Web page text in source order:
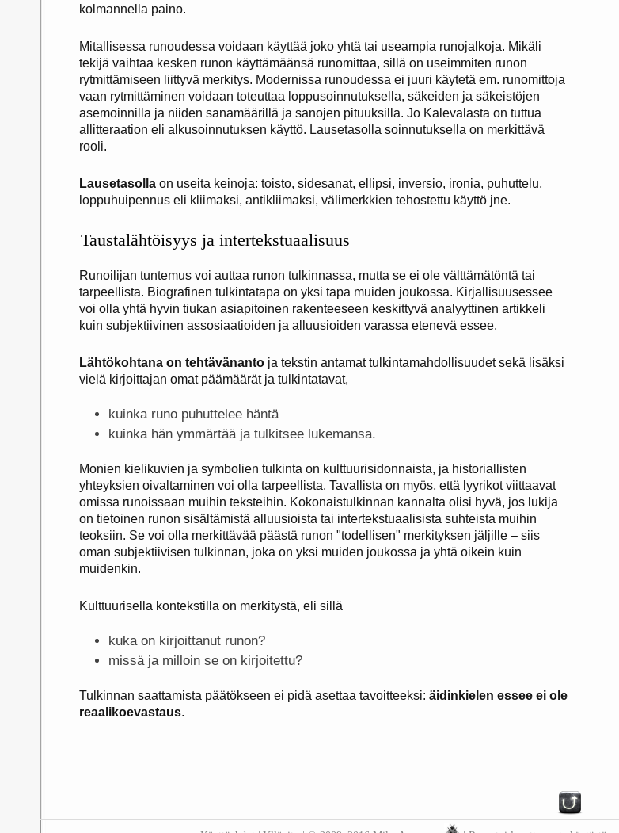
kolmannella paino.
Mitallisessa runoudessa voidaan käyttää joko yhtä tai useampia runojalkoja. Mikäli
tekijä vaihtaa kesken runon käyttämäänsä runomittaa, sillä on useimmiten runon
rytmittämiseen liittyvä merkitys. Modernissa runoudessa ei juuri käytetä em. runomittoja
vaan rytmittäminen voidaan toteuttaa loppusoinnutuksella, säkeiden ja säkeistöjen
asemoinnilla ja niiden sanamäärillä ja sanojen pituuksilla. Jo Kalevalasta on tuttua
allitteraation eli alkusoinnutuksen käyttö. Lausetasolla soinnutuksella on merkittävä
rooli.
Lausetasolla on useita keinoja: toisto, sidesanat, ellipsi, inversio, ironia, puhuttelu,
loppuhuipennus eli kliimaksi, antikliimaksi, välimerkkien tehostettu käyttö jne.
Taustalähtöisyys ja intertekstuaalisuus
Runoilijan tuntemus voi auttaa runon tulkinnassa, mutta se ei ole välttämätöntä tai
tarpeellista. Biografinen tulkintatapa on yksi tapa muiden joukossa. Kirjallisuusessee
voi olla yhtä hyvin tiukan asiapitoinen rakenteeseen keskittyvä analyyttinen artikkeli
kuin subjektiivinen assosiaatioiden ja alluusioiden varassa etenevä essee.
Lähtökohtana on tehtävänanto ja tekstin antamat tulkintamahdollisuudet sekä lisäksi
vielä kirjoittajan omat päämäärät ja tulkintatavat,
kuinka runo puhuttelee häntä
kuinka hän ymmärtää ja tulkitsee lukemansa.
Monien kielikuvien ja symbolien tulkinta on kulttuurisidonnaista, ja historiallisten
yhteyksien oivaltaminen voi olla tarpeellista. Tavallista on myös, että lyyrikot viittaavat
omissa runoissaan muihin teksteihin. Kokonaistulkinnan kannalta olisi hyvä, jos lukija
on tietoinen runon sisältämistä alluusioista tai intertekstuaalisista suhteista muihin
teoksiin. Se voi olla merkittävää päästä runon "todellisen" merkityksen jäljille – siis
oman subjektiivisen tulkinnan, joka on yksi muiden joukossa ja yhtä oikein kuin
muidenkin.
Kulttuurisella kontekstilla on merkitystä, eli sillä
kuka on kirjoittanut runon?
missä ja milloin se on kirjoitettu?
Tulkinnan saattamista päätökseen ei pidä asettaa tavoitteeksi: äidinkielen essee ei ole
reaalikoevastaus.